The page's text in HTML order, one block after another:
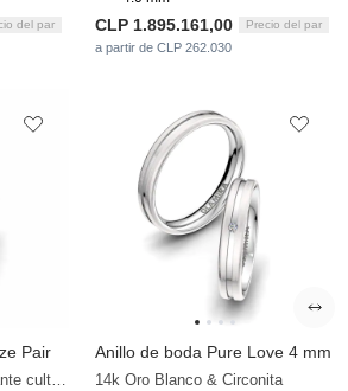
del par CLP 1.895.161,00 Precio del par
a partir de CLP 262.030
Pair
14k Oro Blanco & Diamante cultivado en laboratorio
Anillo de boda Pure Love 4 mm
14k Oro Blanco & Circonita